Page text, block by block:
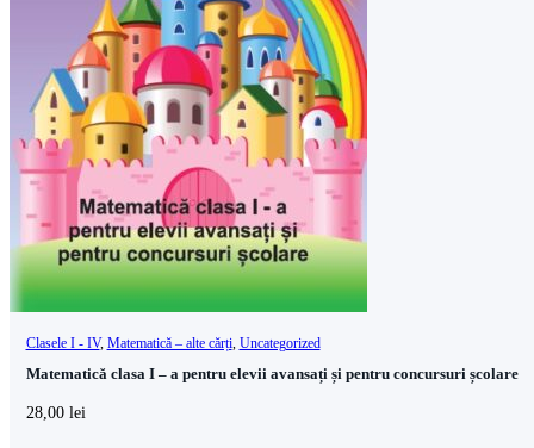
Clasele I - IV, Matematică – alte cărți, Uncategorized
Matematică clasa I – a pentru elevii avansați și pentru concursuri școlare
28,00 lei